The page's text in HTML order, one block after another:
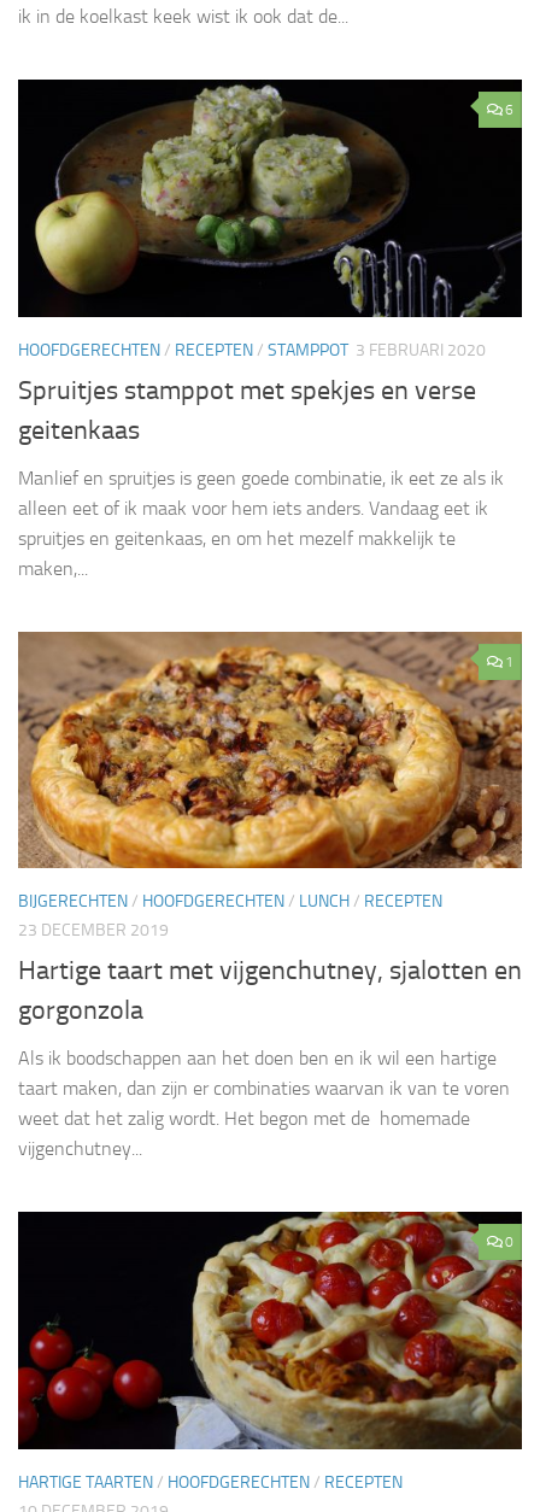
ik in de koelkast keek wist ik ook dat de...
6
HOOFDGERECHTEN/ RECEPTEN/ STAMPPOT 3 FEBRUARI 2020
Spruitjes stamppot met spekjes en verse
geitenkaas
Manlief en spruitjes is geen goede combinatie, ik eet ze als ik
alleen eet of ik maak voor hem iets anders. Vandaag eet ik
spruitjes en geitenkaas, en om het mezelf makkelijk te
maken,...
1
BIJGERECHTEN/ HOOFDGERECHTEN/ LUNCH/ RECEPTEN
23 DECEMBER 2019
Hartige taart met vijgenchutney, sjalotten en
gorgonzola
Als ik boodschappen aan het doen ben en ik wil een hartige
taart maken, dan zijn er combinaties waarvan ik van te voren
weet dat het zalig wordt. Het begon met de homemade
vijgenchutney...
0
HARTIGE TAARTEN/ HOOFDGERECHTEN/ RECEPTEN